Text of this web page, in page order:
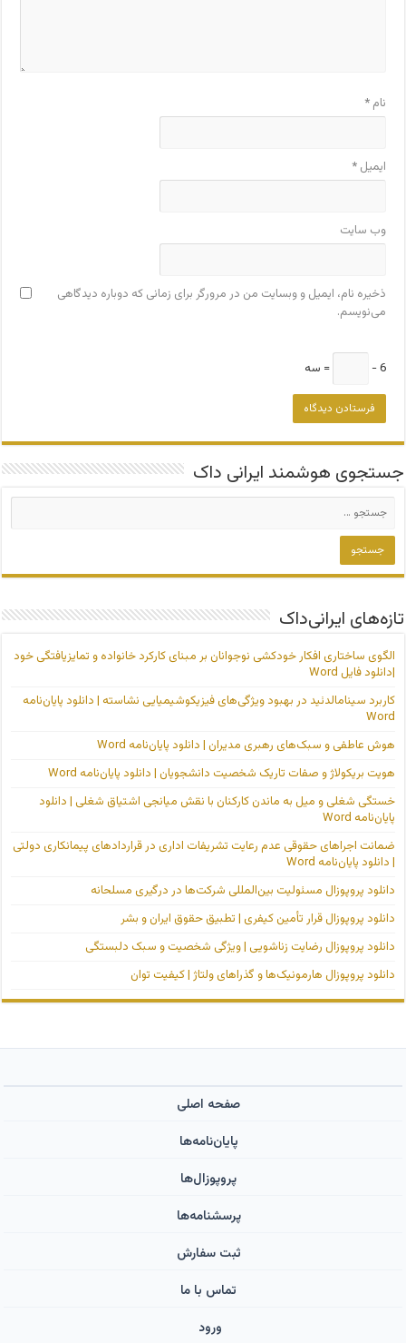
نام*
ایمیل*
وب‌ سایت
ذخیره نام، ایمیل و وبسایت من در مرورگر برای زمانی که دوباره دیدگاهی
می‌نویسم.
6 − = سه
جستجوی هوشمند ایرانی داک
تازه‌های ایرانی‌داک
الگوی ساختاری افکار خودکشی نوجوانان بر مبنای کارکرد خانواده و تمایزیافتگی خود
|دانلود فایل Word
کاربرد سینامالدئید در بهبود ویژگی‌های فیزیکوشیمیایی نشاسته | دانلود پایان‌نامه
Word
هوش عاطفی و سبک‌های رهبری مدیران | دانلود پایان‌نامه Word
هویت بریکولاژ و صفات تاریک شخصیت دانشجویان | دانلود پایان‌نامه Word
خستگی شغلی و میل به ماندن کارکنان با نقش میانجی اشتیاق شغلی | دانلود
پایان‌نامه Word
ضمانت اجراهای حقوقی عدم رعایت تشریفات اداری در قراردادهای پیمانکاری دولتی
| دانلود پایان‌نامه Word
دانلود پروپوزال مسئولیت بین‌المللی شرکت‌ها در درگیری مسلحانه
دانلود پروپوزال قرار تأمین کیفری | تطبیق حقوق ایران و بشر
دانلود پروپوزال رضایت زناشویی | ویژگی شخصیت و سبک دلبستگی
دانلود پروپوزال هارمونیک‌ها و گذراهای ولتاژ | کیفیت توان
صفحه اصلی
پایان‌نامه‌ها
پروپوزال‌ها
پرسشنامه‌ها
ثبت سفارش
تماس با ما
ورود ‌